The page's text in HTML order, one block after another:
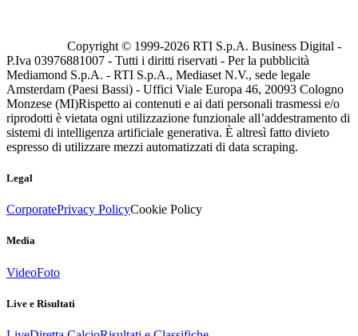
Copyright © 1999-2026 RTI S.p.A. Business Digital -
P.Iva 03976881007 - Tutti i diritti riservati - Per la pubblicità
Mediamond S.p.A. - RTI S.p.A., Mediaset N.V., sede legale
Amsterdam (Paesi Bassi) - Uffici Viale Europa 46, 20093 Cologno
Monzese (MI)Rispetto ai contenuti e ai dati personali trasmessi e/o
riprodotti è vietata ogni utilizzazione funzionale all’addestramento di
sistemi di intelligenza artificiale generativa. È altresì fatto divieto
espresso di utilizzare mezzi automatizzati di data scraping.
Legal
CorporatePrivacy PolicyCookie Policy
Media
VideoFoto
Live e Risultati